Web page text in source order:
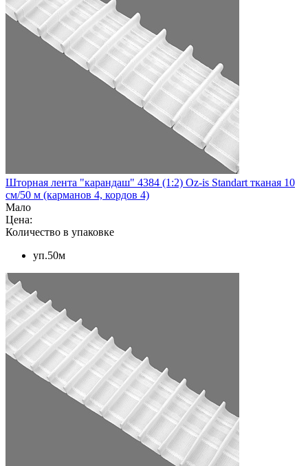
Шторная лента "карандаш" 4384 (1:2) Oz-is Standart тканая 10
см/50 м (карманов 4, кордов 4)
Мало
Цена:
Количество в упаковке
уп.50м